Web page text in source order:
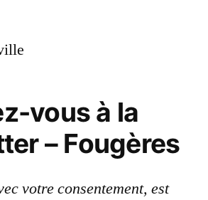
vous à la
– Fougères
votre consentement, est